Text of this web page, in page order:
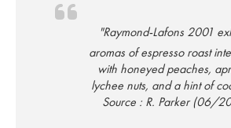
"Raymond-Lafons 2001
aromas of espresso roast
with honeyed peaches,
lychee nuts, and a hint of
Source : R. Parker (06/